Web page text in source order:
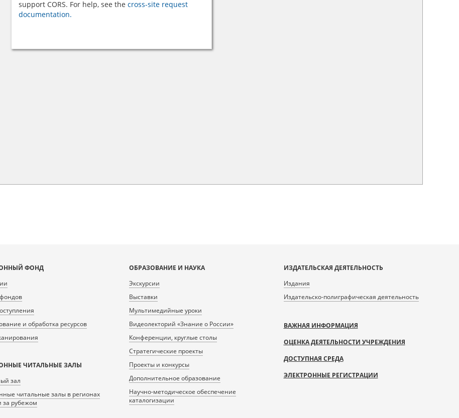
support CORS. For help, see the cross-site request
documentation.
ФОНД
и обработка ресурсов
ЧИТАЛЬНЫЕ ЗАЛЫ
зал
читальные залы в регионах
за рубежом
ОБРАЗОВАНИЕ И НАУКА
Экскурсии
Выставки
Мультимедийные уроки
Видеолекторий «Знание о России»
Конференции, круглые столы
Стратегические проекты
Проекты и конкурсы
Дополнительное образование
Научно-методическое обеспечение
каталогизации
ИЗДАТЕЛЬСКАЯ ДЕЯТЕЛЬНОСТЬ
Издания
Издательско-полиграфическая деятельность
ВАЖНАЯ ИНФОРМАЦИЯ
ОЦЕНКА ДЕЯТЕЛЬНОСТИ УЧРЕЖДЕНИЯ
ДОСТУПНАЯ СРЕДА
ЭЛЕКТРОННЫЕ РЕГИСТРАЦИИ